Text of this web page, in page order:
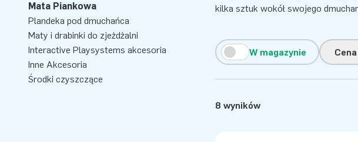
Mata Piankowa
Plandeka pod dmuchańca
Maty i drabinki do zjeżdżalni
Interactive Playsystems akcesoria
Inne Akcesoria
Środki czyszczące
kilka sztuk wokół swojego
W magazynie Cena
8 wyników